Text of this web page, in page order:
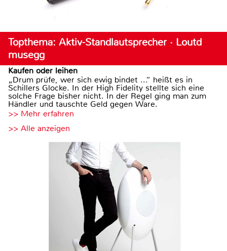
Topthema: Aktiv-Standlautsprecher · Loutd
musegg
Kaufen oder leihen
„Drum prüfe, wer sich ewig bindet ...“ heißt es in
Schillers Glocke. In der High Fidelity stellte sich eine
solche Frage bisher nicht. In der Regel ging man zum
Händler und tauschte Geld gegen Ware.
>> Mehr erfahren
>> Alle anzeigen